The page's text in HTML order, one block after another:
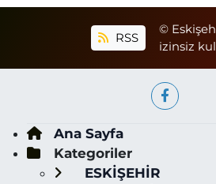
RSS
©
izinsiz
Ana Sayfa
Kategoriler
ESKİŞEHİR